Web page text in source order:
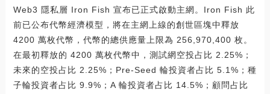
Web3 隱私層 Iron Fish 宣布已正式啟動主網。Iron Fish 此
前已公布代幣經濟模型，將在主網上線的創世區塊中釋放
4200 萬枚代幣，代幣的總供應量上限為 256,970,400 枚。
在最初釋放的 4200 萬枚代幣中，測試網空投占比 2.25%；
未來的空投占比 2.25%；Pre-Seed 輪投資者占比 5.1%；種
子輪投資者占比 9.9%；A 輪投資者占比 14.5%；顧問占比